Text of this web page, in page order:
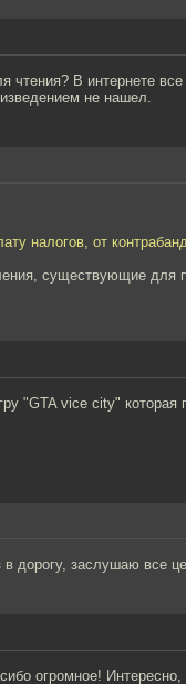
чтения? В интернете
не нашел.
налогов, от
существующие для
"GTA vice city" которая
в дорогу, заслушаю все
огромное! Интересно,